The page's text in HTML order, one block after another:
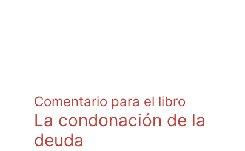
Comentario para el libro
La condonación de la
deuda